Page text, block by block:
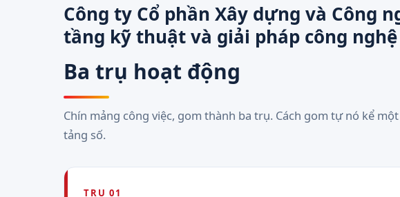
Công ty Cổ phần Xây dựng và Công
tầng kỹ thuật và giải pháp công
Ba trụ hoạt động
Chín mảng công việc, gom thành ba trụ. Cách gom tự nó kể
tảng số.
TRỤ 01